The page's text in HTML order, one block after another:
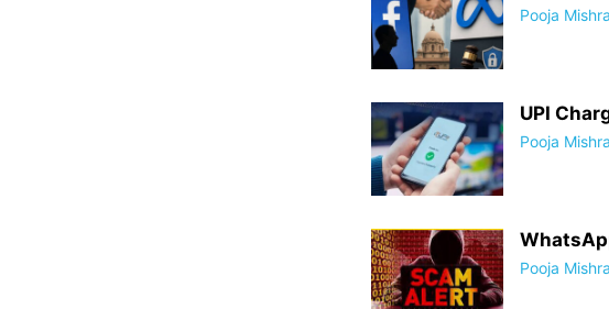
Pooja Mishra
UPI
Pooja Mishra
Pooja Mishra